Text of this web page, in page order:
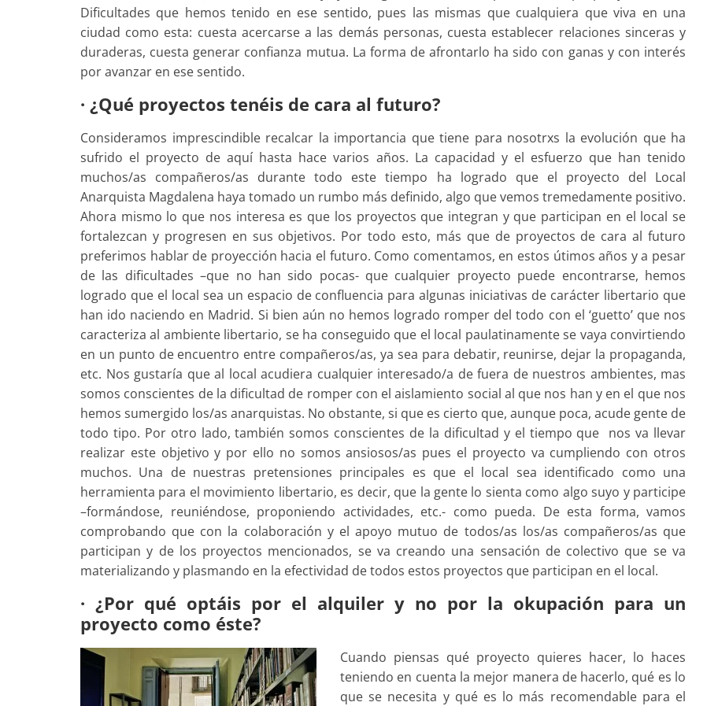
Dificultades que hemos tenido en ese sentido, pues las mismas que cualquiera que viva en una
ciudad como esta: cuesta acercarse a las demás personas, cuesta establecer relaciones sinceras y
duraderas, cuesta generar confianza mutua. La forma de afrontarlo ha sido con ganas y con interés
por avanzar en ese sentido.
· ¿Qué proyectos tenéis de cara al futuro?
Consideramos imprescindible recalcar la importancia que tiene para nosotrxs la evolución que ha
sufrido el proyecto de aquí hasta hace varios años. La capacidad y el esfuerzo que han tenido
muchos/as compañeros/as durante todo este tiempo ha logrado que el proyecto del Local
Anarquista Magdalena haya tomado un rumbo más definido, algo que vemos tremedamente positivo.
Ahora mismo lo que nos interesa es que los proyectos que integran y que participan en el local se
fortalezcan y progresen en sus objetivos. Por todo esto, más que de proyectos de cara al futuro
preferimos hablar de proyección hacia el futuro. Como comentamos, en estos útimos años y a pesar
de las dificultades –que no han sido pocas- que cualquier proyecto puede encontrarse, hemos
logrado que el local sea un espacio de confluencia para algunas iniciativas de carácter libertario que
han ido naciendo en Madrid. Si bien aún no hemos logrado romper del todo con el ‘guetto’ que nos
caracteriza al ambiente libertario, se ha conseguido que el local paulatinamente se vaya convirtiendo
en un punto de encuentro entre compañeros/as, ya sea para debatir, reunirse, dejar la propaganda,
etc. Nos gustaría que al local acudiera cualquier interesado/a de fuera de nuestros ambientes, mas
somos conscientes de la dificultad de romper con el aislamiento social al que nos han y en el que nos
hemos sumergido los/as anarquistas. No obstante, si que es cierto que, aunque poca, acude gente de
todo tipo. Por otro lado, también somos conscientes de la dificultad y el tiempo que nos va llevar
realizar este objetivo y por ello no somos ansiosos/as pues el proyecto va cumpliendo con otros
muchos. Una de nuestras pretensiones principales es que el local sea identificado como una
herramienta para el movimiento libertario, es decir, que la gente lo sienta como algo suyo y participe
–formándose, reuniéndose, proponiendo actividades, etc.- como pueda. De esta forma, vamos
comprobando que con la colaboración y el apoyo mutuo de todos/as los/as compañeros/as que
participan y de los proyectos mencionados, se va creando una sensación de colectivo que se va
materializando y plasmando en la efectividad de todos estos proyectos que participan en el local.
· ¿Por qué optáis por el alquiler y no por la okupación para un
proyecto como éste?
Cuando piensas qué proyecto quieres hacer, lo haces
teniendo en cuenta la mejor manera de hacerlo, qué es lo
que se necesita y qué es lo más recomendable para el